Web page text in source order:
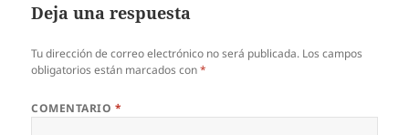
Deja una respuesta
Tu dirección de correo electrónico no será publicada. Los campos
obligatorios están marcados con*
COMENTARIO *